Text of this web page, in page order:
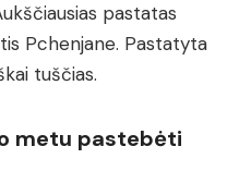
pastatas
Pchenjane. Pastatyta
tuščias.
metu pastebėti